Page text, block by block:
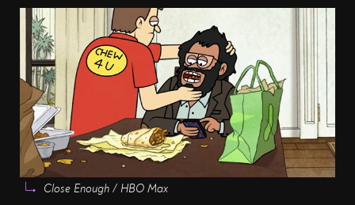
Close Enough / HBO Max